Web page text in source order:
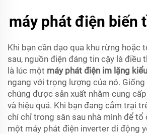
máy phát điện biến
Khi bạn cần dạo qua khu rừng hoặc
sau, nguồn điện đáng tin cậy là điều
là lúc một máy phát điện im lặng
ngang với trọng lượng của nó. Giống
chúng được sản xuất nhằm cung
và hiệu quả. Khi bạn đang cắm trại
chí chỉ trong sân sau nhà mình để
một máy phát điện inverter di động